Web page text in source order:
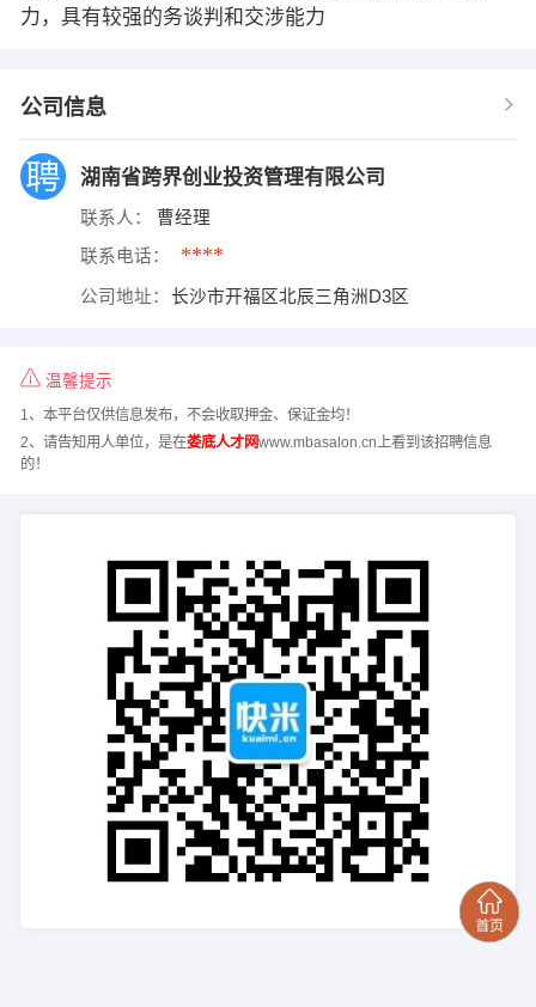
力，具有较强的务谈判和交涉能力
公司信息
湖南省跨界创业投资管理有限公司
联系人： 曹经理
联系电话： ****
公司地址： 长沙市开福区北辰三角洲D3区
温馨提示
1、本平台仅供信息发布，不会收取押金、保证金均！
2、请告知用人单位，是在娄底人才网www.mbasalon.cn上看到该招聘信息
的！